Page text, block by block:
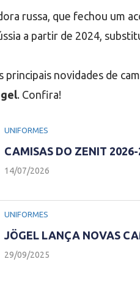
russa, que fechou um
a partir de 2024,
principais novidades de
. Confira!
UNIFORMES
CAMISAS DO ZENIT
14/07/2026
UNIFORMES
JÖGEL LANÇA NOVAS
29/09/2025